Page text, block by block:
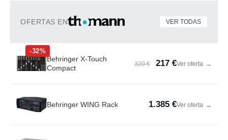
OFERTAS EN VER TODAS
-32%
Behringer X-Touch
Compact
320 € 217 €Ver oferta →
Behringer WING Rack 1.385 €Ver oferta →